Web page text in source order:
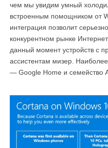
чем мы увидим умный
встроенным помощником от
интеграция позволит
конкурентном рынке
данный момент устройств с
ассистентам мизер.
— Google Home и семейство